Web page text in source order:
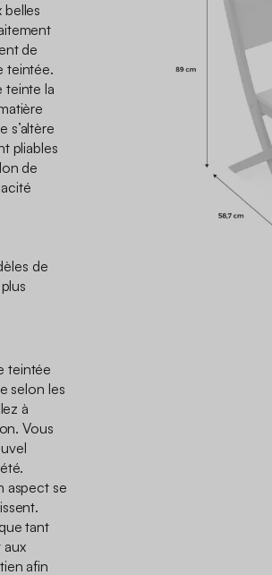
belles
de
teintée.
teinte la
s’altère
pliables
de
de
teintée
selon les
à
Vous
aspect se
tant
aux
afin